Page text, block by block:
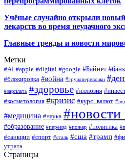
Учёные случайно открыли новый
лекарств во время неудачного
Главные тренды и новости
Метки
#AI #apple #digital #google #Байнет #банк
#блокировка #война #грузоперевозки
#зарплата #здоровье #иллюзия
#косметология #кризис #курс_валют
#медицина #наука
#образование #переезд #пожар #политика
#санкции #спорт #сталь #сша #трамп
утрата
Страницы